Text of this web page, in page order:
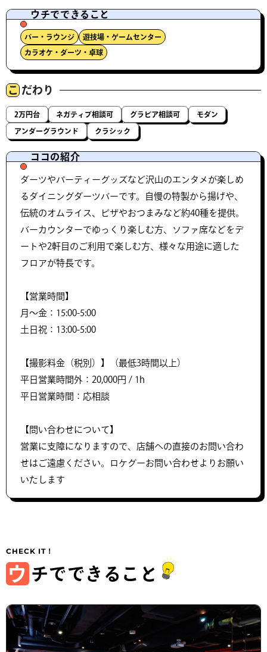
ウチでできること
バー・ラウンジ 遊技場・ゲームセンター
カラオケ・ダーツ・卓球
こ だわり
2万円台 ネガティブ相談可 グラビア相談可 モダン
アンダーグラウンド クラシック
ココの紹介
ダーツやパーティーグッズなど沢山のエンタメが楽しめ
るダイニングダーツバーです。自慢の特製から揚げや、
伝統のオムライス、ピザやおつまみなど約40種を提供。
バーカウンターでゆっくり楽しむ方、ソファ席などをデ
ートや2軒目のご利用で楽しむ方、様々な用途に適した
フロアが特長です。
【営業時間】
月～金：15:00-5:00
土日祝：13:00-5:00
【撮影料金（税別）】（最低3時間以上）
平日営業時間外：20,000円 / 1h
平日営業時間：応相談
【問い合わせについて】
営業に支障になりますので、店舗への直接のお問い合わ
せはご遠慮ください。ロケグーお問い合わせよりお願い
いたします
ウ チでできること